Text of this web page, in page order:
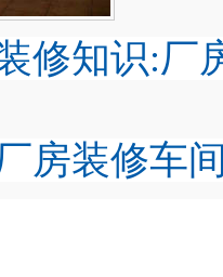
修知识:厂
房装修车